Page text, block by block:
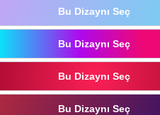
Bu Dizaynı Seç
Bu Dizaynı Seç
Bu Dizaynı Seç
Bu Dizaynı Seç